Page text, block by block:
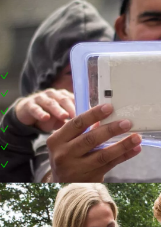
Inclusief:
Vakkundige begeleiding
Teambuilding, leuk als bedrijfsuitje
GPS-apparatuur
1 drankje
Leuke prijs voor het winnende
Te boeken op de door jullie
De speurtochtenkunnen in het
(the 'treasure hunts' can also be held